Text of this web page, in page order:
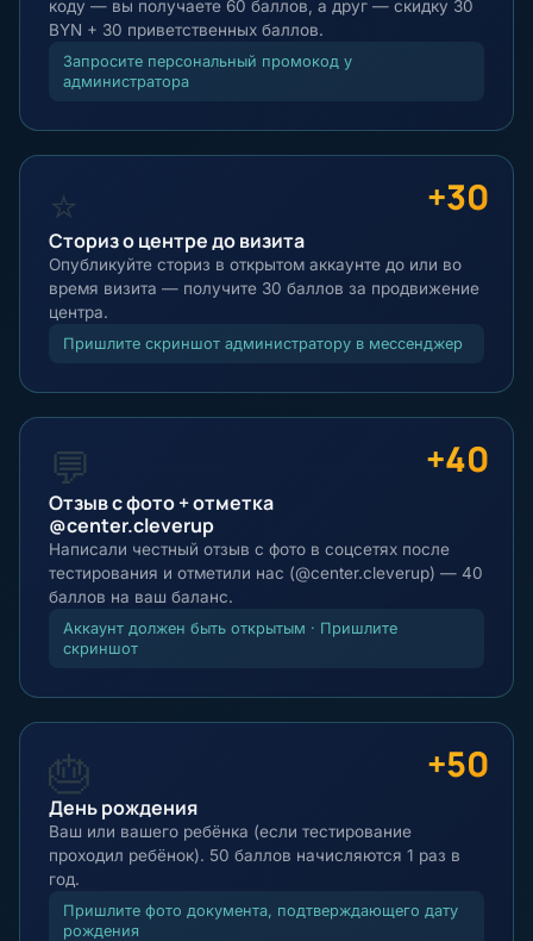
коду — вы получаете 60 баллов, а друг — скидку 30
BYN + 30 приветственных баллов.
Запросите персональный промокод у
администратора
+30
⭐
Сториз о центре до визита
Опубликуйте сториз в открытом аккаунте до или во
время визита — получите 30 баллов за продвижение
центра.
Пришлите скриншот администратору в мессенджер
+40
💬
Отзыв с фото + отметка
@center.cleverup
Написали честный отзыв с фото в соцсетях после
тестирования и отметили нас (@center.cleverup) — 40
баллов на ваш баланс.
Аккаунт должен быть открытым · Пришлите
скриншот
+50
🎂
День рождения
Ваш или вашего ребёнка (если тестирование
проходил ребёнок). 50 баллов начисляются 1 раз в
год.
Пришлите фото документа, подтверждающего дату
рождения